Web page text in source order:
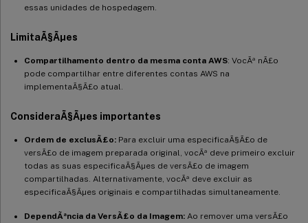
essas unidades de hospedagem.
LimitaÃ§Ãµes
Compartilhamento dentro da mesma conta AWS: VocÃª nÃ£o
pode compartilhar entre diferentes contas AWS na
implementaÃ§Ã£o atual.
ConsideraÃ§Ãµes importantes
Ordem de exclusÃ£o: Para excluir uma especificaÃ§Ã£o de
versÃ£o de imagem preparada original, vocÃª deve primeiro excluir
todas as suas especificaÃ§Ãµes de versÃ£o de imagem
compartilhadas. Alternativamente, vocÃª deve excluir as
especificaÃ§Ãµes originais e compartilhadas simultaneamente.
DependÃªncia da VersÃ£o da Imagem: Ao remover uma versÃ£o